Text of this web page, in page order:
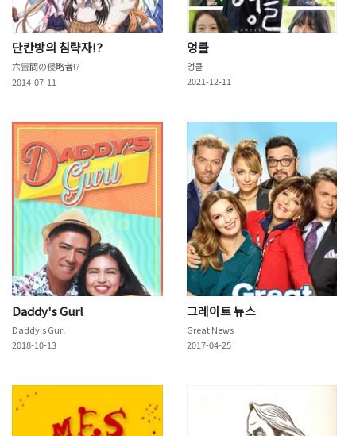
단칸방의 침략자!?
六畳間の侵略者!?
2014-07-11
엉클
엉클
2021-12-11
Daddy's Gurl
Daddy's Gurl
2018-10-13
그레이트 뉴스
Great News
2017-04-25